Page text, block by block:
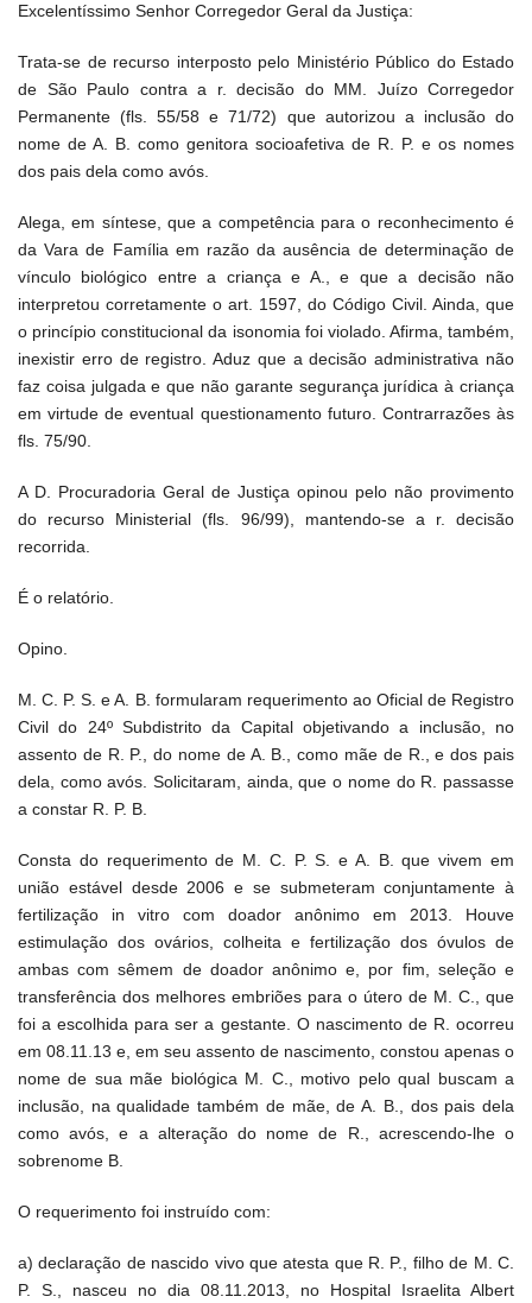
Excelentíssimo Senhor Corregedor Geral da Justiça:
Trata-se de recurso interposto pelo Ministério Público do Estado
de São Paulo contra a r. decisão do MM. Juízo Corregedor
Permanente (fls. 55/58 e 71/72) que autorizou a inclusão do
nome de A. B. como genitora socioafetiva de R. P. e os nomes
dos pais dela como avós.
Alega, em síntese, que a competência para o reconhecimento é
da Vara de Família em razão da ausência de determinação de
vínculo biológico entre a criança e A., e que a decisão não
interpretou corretamente o art. 1597, do Código Civil. Ainda, que
o princípio constitucional da isonomia foi violado. Afirma, também,
inexistir erro de registro. Aduz que a decisão administrativa não
faz coisa julgada e que não garante segurança jurídica à criança
em virtude de eventual questionamento futuro. Contrarrazões às
fls. 75/90.
A D. Procuradoria Geral de Justiça opinou pelo não provimento
do recurso Ministerial (fls. 96/99), mantendo-se a r. decisão
recorrida.
É o relatório.
Opino.
M. C. P. S. e A. B. formularam requerimento ao Oficial de Registro
Civil do 24º Subdistrito da Capital objetivando a inclusão, no
assento de R. P., do nome de A. B., como mãe de R., e dos pais
dela, como avós. Solicitaram, ainda, que o nome do R. passasse
a constar R. P. B.
Consta do requerimento de M. C. P. S. e A. B. que vivem em
união estável desde 2006 e se submeteram conjuntamente à
fertilização in vitro com doador anônimo em 2013. Houve
estimulação dos ovários, colheita e fertilização dos óvulos de
ambas com sêmem de doador anônimo e, por fim, seleção e
transferência dos melhores embriões para o útero de M. C., que
foi a escolhida para ser a gestante. O nascimento de R. ocorreu
em 08.11.13 e, em seu assento de nascimento, constou apenas o
nome de sua mãe biológica M. C., motivo pelo qual buscam a
inclusão, na qualidade também de mãe, de A. B., dos pais dela
como avós, e a alteração do nome de R., acrescendo-lhe o
sobrenome B.
O requerimento foi instruído com:
a) declaração de nascido vivo que atesta que R. P., filho de M. C.
P. S., nasceu no dia 08.11.2013, no Hospital Israelita Albert